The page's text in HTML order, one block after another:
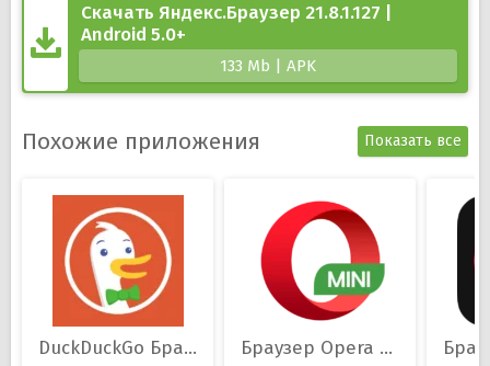
Скачать Яндекс.Браузер 21.8.1.127 |
Android 5.0+
133 Mb | APK
Похожие приложения Показать все
DuckDuckGo Браузер Браузер Opera Mini